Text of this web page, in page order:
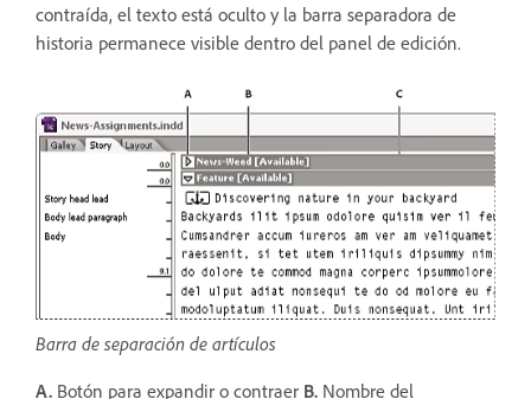
contraída, el texto está oculto y la barra separadora de
historia permanece visible dentro del panel de edición.
Barra de separación de artículos
A. Botón para expandir o contraer B. Nombre del